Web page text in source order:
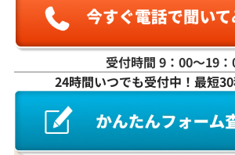
受付時間 9：00〜19
24時間いつでも受付中！最短30